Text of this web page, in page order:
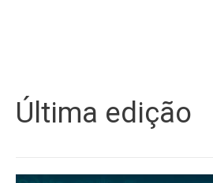
Última edição